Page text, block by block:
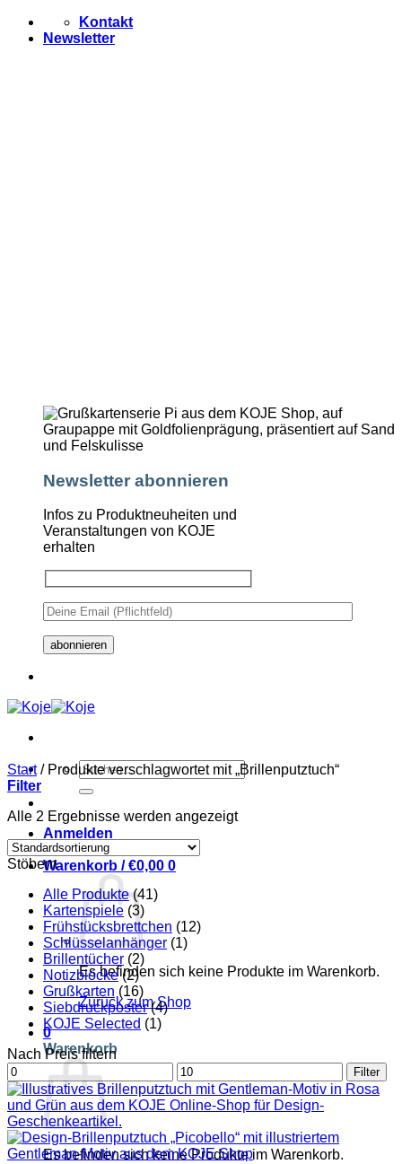
Zum
Inhalt
Kontakt
Newsletter
Newsletter abonnieren
Infos zu Produktneuheiten und
Veranstaltungen von KOJE
erhalten
Suchen
nach:
Anmelden
Warenkorb /€0,00 0
Es befinden sich keine Produkte im Warenkorb.
Zurück zum Shop
0
Warenkorb
Es befinden sich keine Produkte im Warenkorb.
Start /Produkte verschlagwortet mit „Brillenputztuch“
Filter
Alle 2 Ergebnisse werden angezeigt
Stöbern
Alle Produkte (41)
Kartenspiele (3)
Frühstücksbrettchen (12)
Schlüsselanhänger (1)
Brillentücher (2)
Notizblöcke (2)
Grußkarten (16)
Siebdruckposter (4)
KOJE Selected (1)
Nach Preis filtern
Min.
Preis
Max.
Preis
Filter